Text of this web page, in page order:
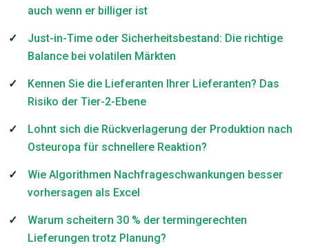
auch wenn er billiger ist
Just-in-Time oder Sicherheitsbestand: Die richtige
Balance bei volatilen Märkten
Kennen Sie die Lieferanten Ihrer Lieferanten? Das
Risiko der Tier-2-Ebene
Lohnt sich die Rückverlagerung der Produktion nach
Osteuropa für schnellere Reaktion?
Wie Algorithmen Nachfrageschwankungen besser
vorhersagen als Excel
Warum scheitern 30 % der termingerechten
Lieferungen trotz Planung?